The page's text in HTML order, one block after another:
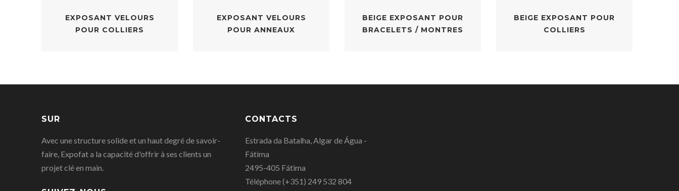
EXPOSANT VELOURS
POUR COLLIERS
EXPOSANT VELOURS
POUR ANNEAUX
BEIGE EXPOSANT POUR
BRACELETS / MONTRES
BEIGE EXPOSANT POUR
COLLIERS
SUR
Avec une structure solide et un haut degré de savoir-
faire, Expofat a la capacité d'offrir à ses clients un
projet clé en main.
CONTACTS
Estrada da Batalha, Algar de Água -
Fátima
2495-405 Fátima
Téléphone(+351) 249 532 804